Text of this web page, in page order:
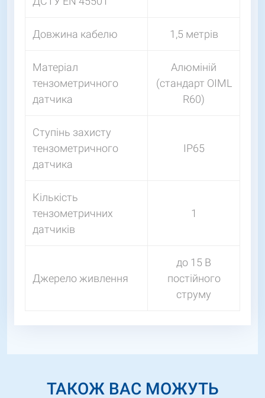
Довжина кабелю 1,5 метрів
Матеріал
тензометричного
датчика
Алюміній
(стандарт OIML
R60)
Ступінь захисту
тензометричного
датчика
IP65
Кількість
тензометричних
датчиків
1
Джерело живлення
до 15 В
постійного
струму
ТАКОЖ ВАС МОЖУТЬ